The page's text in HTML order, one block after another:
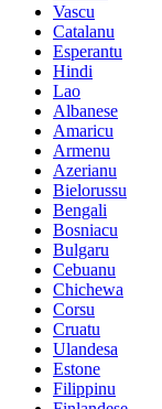
Vascu
Catalanu
Esperantu
Hindi
Lao
Albanese
Amaricu
Armenu
Azerianu
Bielorussu
Bengali
Bosniacu
Bulgaru
Cebuanu
Chichewa
Corsu
Cruatu
Ulandesa
Estone
Filippinu